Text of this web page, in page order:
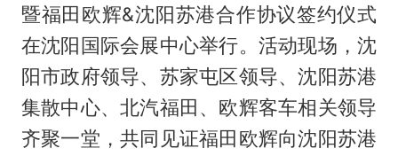
暨福田欧辉&沈阳苏港合作协议签约仪式
在沈阳国际会展中心举行。活动现场，沈
阳市政府领导、苏家屯区领导、沈阳苏港
集散中心、北汽福田、欧辉客车相关领导
齐聚一堂，共同见证福田欧辉向沈阳苏港